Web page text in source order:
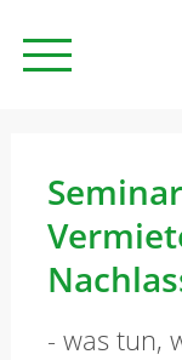
Beratung
Unternehmen
- was tun,